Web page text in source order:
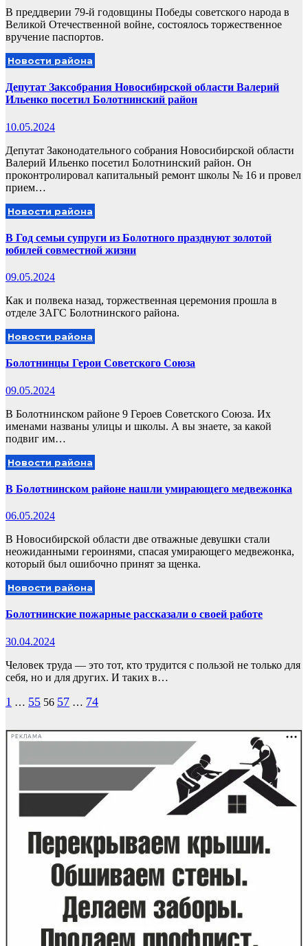
В преддверии 79-й годовщины Победы советского народа в
Великой Отечественной войне, состоялось торжественное
вручение паспортов.
Новости района
Депутат Заксобрания Новосибирской области Валерий
Ильенко посетил Болотнинский район
10.05.2024
Депутат Законодательного собрания Новосибирской области
Валерий Ильенко посетил Болотнинский район. Он
проконтролировал капитальный ремонт школы № 16 и провел
прием…
Новости района
В Год семьи супруги из Болотного празднуют золотой
юбилей совместной жизни
09.05.2024
Как и полвека назад, торжественная церемония прошла в
отделе ЗАГС Болотнинского района.
Новости района
Болотнинцы Герои Советского Союза
09.05.2024
В Болотнинском районе 9 Героев Советского Союза. Их
именами названы улицы и школы. А вы знаете, за какой
подвиг им…
Новости района
В Болотнинском районе нашли умирающего медвежонка
06.05.2024
В Новосибирской области две отважные девушки стали
неожиданными героинями, спасая умирающего медвежонка,
который был ошибочно принят за щенка.
Новости района
Болотнинские пожарные рассказали о своей работе
30.04.2024
Человек труда — это тот, кто трудится с пользой не только для
себя, но и для других. И таких в…
Пагинация
1 … 55 56 57 … 74
РЕКЛАМА